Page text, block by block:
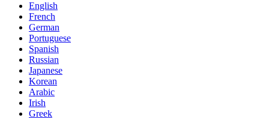
English
French
German
Portuguese
Spanish
Russian
Japanese
Korean
Arabic
Irish
Greek